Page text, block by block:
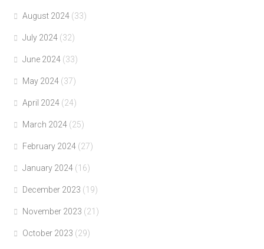
August 2024 (33)
July 2024 (32)
June 2024 (33)
May 2024 (37)
April 2024 (24)
March 2024 (25)
February 2024 (27)
January 2024 (16)
December 2023 (19)
November 2023 (21)
October 2023 (29)